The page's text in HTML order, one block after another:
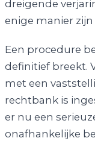
dreigende
enige manier
Een procedure
definitief breekt.
met een
rechtbank is
er nu een
onafhankelijke